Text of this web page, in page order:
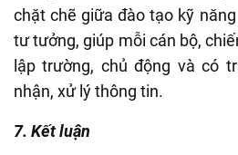
chặt chẽ giữa đào tạo kỹ
tư tưởng, giúp mỗi cán bộ,
lập trường, chủ động và có
nhận, xử lý thông tin.
7. Kết luận